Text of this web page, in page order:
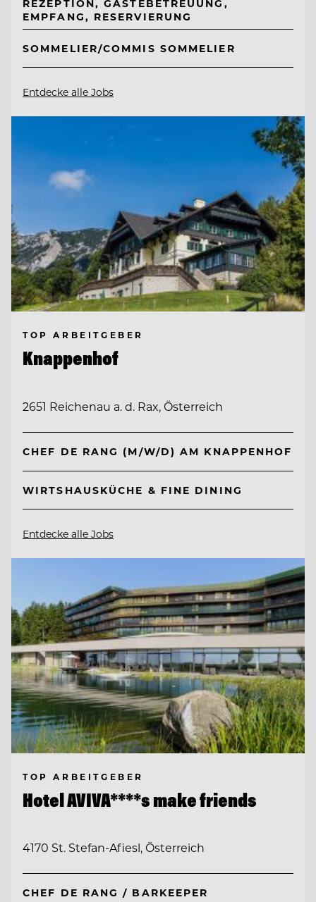
REZEPTION, GÄSTEBETREUUNG,
EMPFANG, RESERVIERUNG
SOMMELIER/COMMIS SOMMELIER
Entdecke alle Jobs
TOP ARBEITGEBER
Knappenhof
2651 Reichenau a. d. Rax, Österreich
CHEF DE RANG (M/W/D) AM KNAPPENHOF
WIRTSHAUSKÜCHE & FINE DINING
Entdecke alle Jobs
TOP ARBEITGEBER
Hotel AVIVA****s make friends
4170 St. Stefan-Afiesl, Österreich
CHEF DE RANG / BARKEEPER